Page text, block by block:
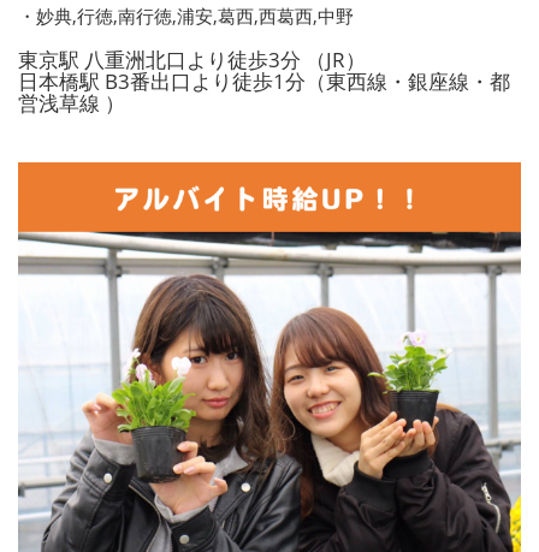
・妙典,行徳,南行徳,浦安,葛西,西葛西,中野
東京駅 八重洲北口より徒歩3分 （JR）
日本橋駅 B3番出口より徒歩1分（東西線・銀座線・都
営浅草線 ）